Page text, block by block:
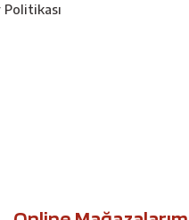
Politikası